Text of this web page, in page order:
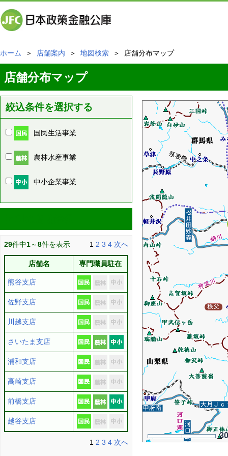
ホーム ＞ 店舗案内 ＞ 地図検索 ＞ 店舗分布マップ
店舗分布マップ
絞込条件を選択する
国民生活事業
農林水産事業
中小企業事業
29件中1～8件を表示 1 2 3 4 次へ
店舗名 専門職員駐在
熊谷支店
佐野支店
川越支店
さいたま支店
浦和支店
高崎支店
前橋支店
越谷支店
1 2 3 4 次へ